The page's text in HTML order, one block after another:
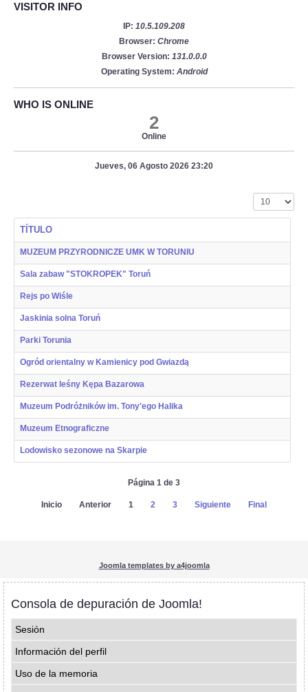
VISITOR INFO
IP: 10.5.109.208
Browser: Chrome
Browser Version: 131.0.0.0
Operating System: Android
WHO IS ONLINE
2
Online
Jueves, 06 Agosto 2026 23:20
Cantidad a
TÍTULO
MUZEUM PRZYRODNICZE UMK W TORUNIU
Sala zabaw "STOKROPEK" Toruń
Rejs po Wiśle
Jaskinia solna Toruń
Parki Torunia
Ogród orientalny w Kamienicy pod Gwiazdą
Rezerwat leśny Kępa Bazarowa
Muzeum Podróżników im. Tony'ego Halika
Muzeum Etnograficzne
Lodowisko sezonowe na Skarpie
Página 1 de 3
Inicio Anterior 1 2 3 Siguiente Final
Joomla templates by a4joomla
Consola de depuración de Joomla!
Sesión
Información del perfil
Uso de la memoria